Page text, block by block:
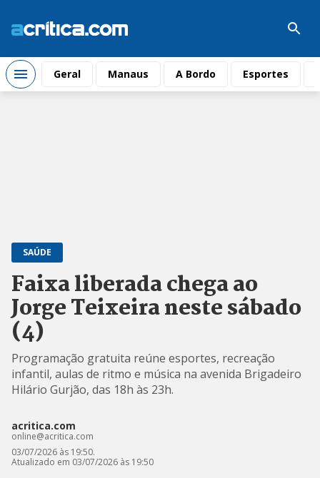
Geral Manaus A Bordo Esportes
SAÚDE
Faixa liberada chega ao
Jorge Teixeira neste sábado
(4)
Programação gratuita reúne esportes, recreação
infantil, aulas de ritmo e música na avenida Brigadeiro
Hilário Gurjão, das 18h às 23h.
acritica.com
online@acritica.com
03/07/2026 às 19:50.
Atualizado em 03/07/2026 às 19:50